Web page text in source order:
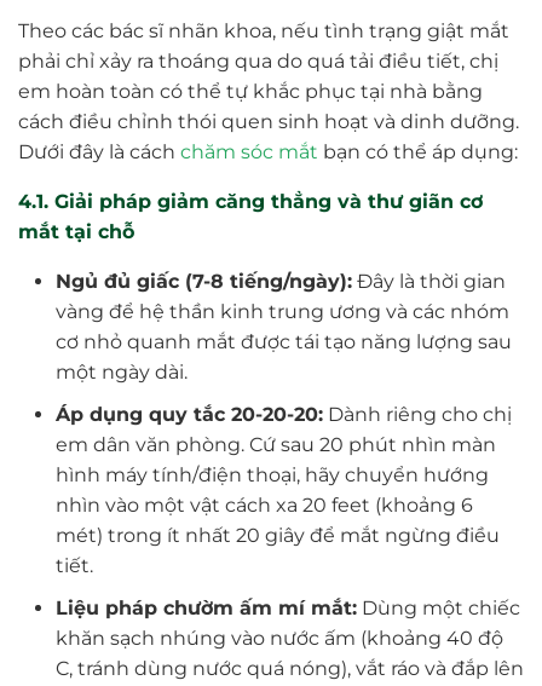
Theo các bác sĩ nhãn khoa, nếu tình trạng giật mắt
phải chỉ xảy ra thoáng qua do quá tải điều tiết, chị
em hoàn toàn có thể tự khắc phục tại nhà bằng
cách điều chỉnh thói quen sinh hoạt và dinh dưỡng.
Dưới đây là cách chăm sóc mắt bạn có thể áp dụng:
4.1. Giải pháp giảm căng thẳng và thư giãn cơ
mắt tại chỗ
Ngủ đủ giấc (7-8 tiếng/ngày):Đây là thời gian
vàng để hệ thần kinh trung ương và các nhóm
cơ nhỏ quanh mắt được tái tạo năng lượng sau
một ngày dài.
Áp dụng quy tắc 20-20-20:Dành riêng cho chị
em dân văn phòng. Cứ sau 20 phút nhìn màn
hình máy tính/điện thoại, hãy chuyển hướng
nhìn vào một vật cách xa 20 feet (khoảng 6
mét) trong ít nhất 20 giây để mắt ngừng điều
tiết.
Liệu pháp chườm ấm mí mắt:Dùng một chiếc
khăn sạch nhúng vào nước ấm (khoảng 40 độ
C, tránh dùng nước quá nóng), vắt ráo và đắp lên